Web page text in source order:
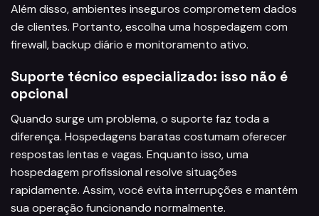
Além disso, ambientes inseguros comprometem dados
de clientes. Portanto, escolha uma hospedagem com
firewall, backup diário e monitoramento ativo.
Suporte técnico especializado: isso não é
opcional
Quando surge um problema, o suporte faz toda a
diferença. Hospedagens baratas costumam oferecer
respostas lentas e vagas. Enquanto isso, uma
hospedagem profissional resolve situações
rapidamente. Assim, você evita interrupções e mantém
sua operação funcionando normalmente.